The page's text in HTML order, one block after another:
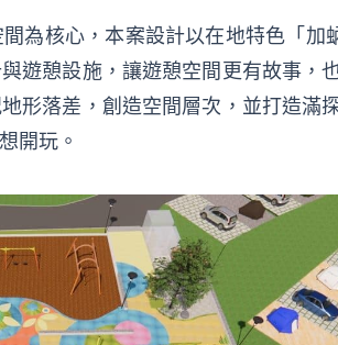
為核心，本案設計以在地特色「加
遊憩設施，讓遊憩空間更有故事，
形落差，創造空間層次，並打造滿
開玩。